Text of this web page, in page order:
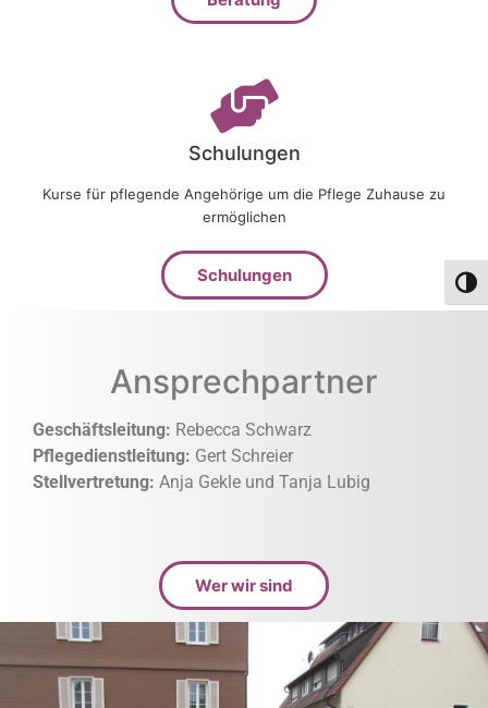
Schulungen
Kurse für pflegende Angehörige um die Pflege Zuhause zu
ermöglichen
Schulungen
Ansprechpartner
Geschäftsleitung: Rebecca Schwarz
Pflegedienstleitung: Gert Schreier
Stellvertretung: Anja Gekle und Tanja Lubig
Wer wir sind